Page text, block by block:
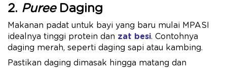
2. PureeDaging
Makanan padat untuk bayi yang baru mulai MPASI
idealnya tinggi protein dan zat besi. Contohnya
daging merah, seperti daging sapi atau kambing.
Pastikan daging dimasak hingga matang dan